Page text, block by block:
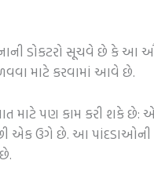
ડોકટરો સૂચવે છે કે આ
માટે કરવામાં આવે છે.
પણ કામ કરી શકે છે:
એક ઉગે છે. આ પાંદડાઓની